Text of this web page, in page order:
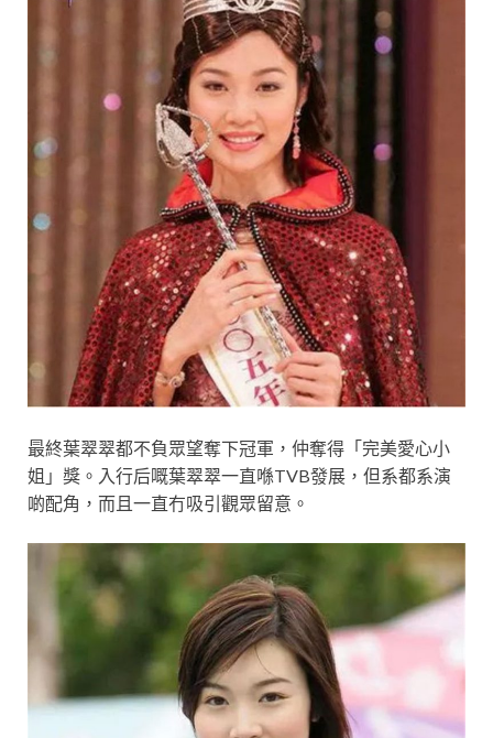
最終葉翠翠都不負眾望奪下冠軍，仲奪得「完美愛心小
姐」獎。入行后嘅葉翠翠一直喺TVB發展，但系都系演
啲配角，而且一直冇吸引觀眾留意。